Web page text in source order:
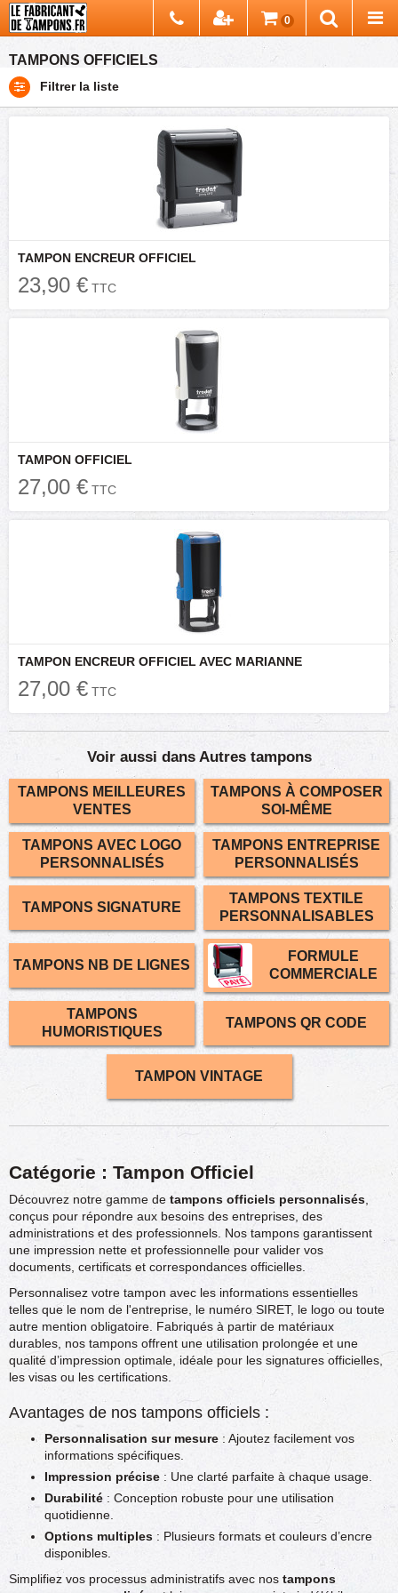
TAMPONS OFFICIELS
Filtrer la liste
TAMPON ENCREUR OFFICIEL
23,90 € TTC
TAMPON OFFICIEL
27,00 € TTC
TAMPON ENCREUR OFFICIEL AVEC MARIANNE
27,00 € TTC
Voir aussi dans Autres tampons
TAMPONS MEILLEURES
VENTES
TAMPONS À COMPOSER
SOI-MÊME
TAMPONS AVEC LOGO
PERSONNALISÉS
TAMPONS ENTREPRISE
PERSONNALISÉS
TAMPONS SIGNATURE
TAMPONS TEXTILE
PERSONNALISABLES
TAMPONS NB DE LIGNES
FORMULE
COMMERCIALE
TAMPONS
HUMORISTIQUES
TAMPONS QR CODE
TAMPON VINTAGE
Catégorie : Tampon Officiel
Découvrez notre gamme de tampons officiels personnalisés
conçus pour répondre aux besoins des entreprises, des
administrations et des professionnels. Nos tampons garantissent
une impression nette et professionnelle pour valider vos
documents, certificats et correspondances officielles.
Personnalisez votre tampon avec les informations essentielles
telles que le nom de l'entreprise, le numéro SIRET, le logo ou toute
autre mention obligatoire. Fabriqués à partir de matériaux
durables, nos tampons offrent une utilisation prolongée et une
qualité d’impression optimale, idéale pour les signatures officielles,
les visas ou les certifications.
Avantages de nos tampons officiels :
Personnalisation sur mesure : Ajoutez facilement vos
informations spécifiques.
Impression précise : Une clarté parfaite à chaque usage.
Durabilité : Conception robuste pour une utilisation
quotidienne.
Options multiples : Plusieurs formats et couleurs d’encre
disponibles.
Simplifiez vos processus administratifs avec nos tampons
0
Chercher